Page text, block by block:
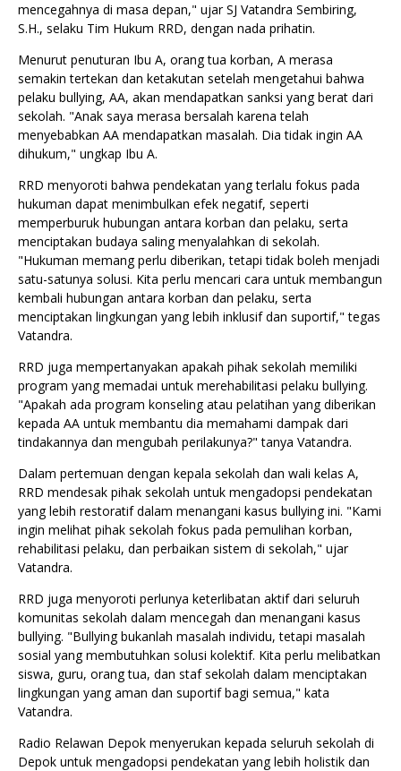
mencegahnya di masa depan," ujar SJ Vatandra Sembiring,
S.H., selaku Tim Hukum RRD, dengan nada prihatin.
Menurut penuturan Ibu A, orang tua korban, A merasa
semakin tertekan dan ketakutan setelah mengetahui bahwa
pelaku bullying, AA, akan mendapatkan sanksi yang berat dari
sekolah. "Anak saya merasa bersalah karena telah
menyebabkan AA mendapatkan masalah. Dia tidak ingin AA
dihukum," ungkap Ibu A.
RRD menyoroti bahwa pendekatan yang terlalu fokus pada
hukuman dapat menimbulkan efek negatif, seperti
memperburuk hubungan antara korban dan pelaku, serta
menciptakan budaya saling menyalahkan di sekolah.
"Hukuman memang perlu diberikan, tetapi tidak boleh menjadi
satu-satunya solusi. Kita perlu mencari cara untuk membangun
kembali hubungan antara korban dan pelaku, serta
menciptakan lingkungan yang lebih inklusif dan suportif," tegas
Vatandra.
RRD juga mempertanyakan apakah pihak sekolah memiliki
program yang memadai untuk merehabilitasi pelaku bullying.
"Apakah ada program konseling atau pelatihan yang diberikan
kepada AA untuk membantu dia memahami dampak dari
tindakannya dan mengubah perilakunya?" tanya Vatandra.
Dalam pertemuan dengan kepala sekolah dan wali kelas A,
RRD mendesak pihak sekolah untuk mengadopsi pendekatan
yang lebih restoratif dalam menangani kasus bullying ini. "Kami
ingin melihat pihak sekolah fokus pada pemulihan korban,
rehabilitasi pelaku, dan perbaikan sistem di sekolah," ujar
Vatandra.
RRD juga menyoroti perlunya keterlibatan aktif dari seluruh
komunitas sekolah dalam mencegah dan menangani kasus
bullying. "Bullying bukanlah masalah individu, tetapi masalah
sosial yang membutuhkan solusi kolektif. Kita perlu melibatkan
siswa, guru, orang tua, dan staf sekolah dalam menciptakan
lingkungan yang aman dan suportif bagi semua," kata
Vatandra.
Radio Relawan Depok menyerukan kepada seluruh sekolah di
Depok untuk mengadopsi pendekatan yang lebih holistik dan